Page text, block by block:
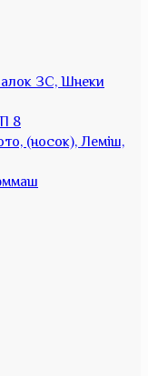
ЗС, Шнеки
8
(носок), Леміш,